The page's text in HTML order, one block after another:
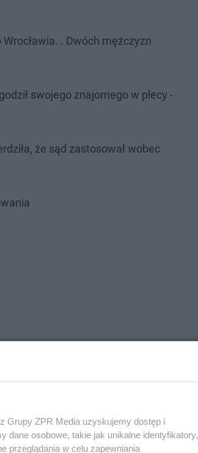
. Dwóch mężczyzn
swojego znajomego w plecy -
że sąd zastosował wobec
Grupy ZPR Media uzyskujemy dostęp i
dane osobowe, takie jak unikalne identyfikatory,
przeglądania w celu zapewniania